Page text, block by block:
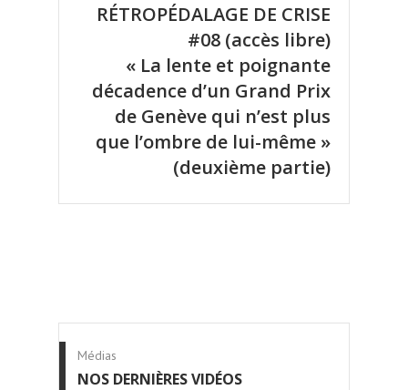
RÉTROPÉDALAGE DE CRISE
#08 (accès libre)
« La lente et poignante
décadence d’un Grand Prix
de Genève qui n’est plus
que l’ombre de lui-même »
(deuxième partie)
Médias
NOS DERNIÈRES VIDÉOS